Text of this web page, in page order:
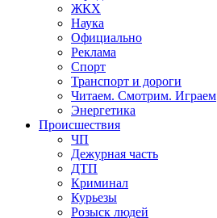
ЖКХ
Наука
Официально
Реклама
Спорт
Транспорт и дороги
Читаем. Смотрим. Играем
Энергетика
Происшествия
ЧП
Дежурная часть
ДТП
Криминал
Курьезы
Розыск людей